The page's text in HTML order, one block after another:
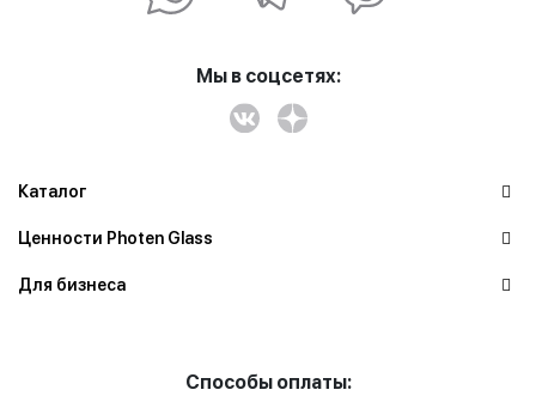
Мы в соцсетях:
Каталог
Ценности Photen Glass
Для бизнеса
Способы оплаты: